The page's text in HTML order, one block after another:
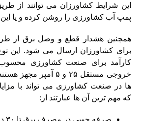
این شرایط کشاورزان می توانند از
پمپ آب کشاورزی را روشن کرده و یا
همچنین هشدار قطع و وصل برق از
برای کشاورزان ارسال می شود. این
کارآمد برای صنعت کشاورزی
خروجی مستقل ۲۵ و ۵ آمپر
ها در صنعت کشاورزی می تواند با
که مهم ترین آن ها عبارتند از:
صرفه جویی در مصرف برق تا ۳۰ درصد